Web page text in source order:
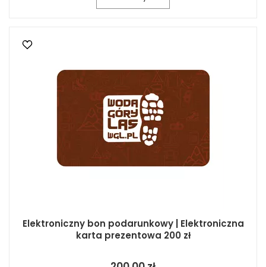
Elektroniczny bon podarunkowy | Elektroniczna
karta prezentowa 200 zł